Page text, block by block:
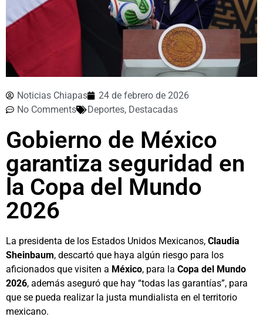
Noticias Chiapas
24 de febrero de 2026
No Comments
Deportes, Destacadas
Gobierno de México
garantiza seguridad en
la Copa del Mundo
2026
La presidenta de los Estados Unidos Mexicanos, Claudia
Sheinbaum, descartó que haya algún riesgo para los
aficionados que visiten a México, para la Copa del Mundo
2026, además aseguró que hay “todas las garantías”, para
que se pueda realizar la justa mundialista en el territorio
mexicano.